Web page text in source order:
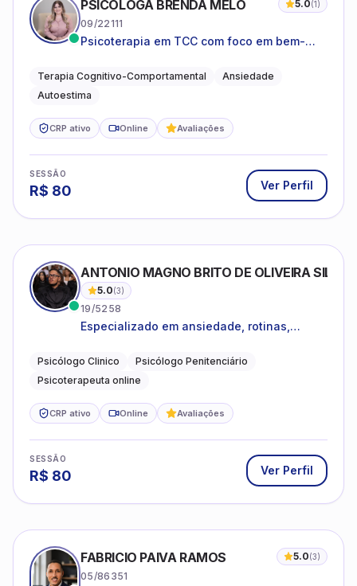
PSICÓLOGA BRENDA MELO 5.0(1)
09/22111
Psicoterapia em TCC com foco em bem-
o cotidiano
Terapia Cognitivo-Comportamental
Ansiedade
Autoestima
CRP ativo Online Avaliações
SESSÃO
R$ 80 Ver Perfil
ANTONIO MAGNO BRITO DE OLIVEIRA SILVA
5.0(3)
19/5258
Especializado em ansiedade, rotinas,
familiares e questões comportamentais.
Psicólogo Clinico
Psicólogo Penitenciário
Psicoterapeuta online
CRP ativo Online Avaliações
SESSÃO
R$ 80 Ver Perfil
FABRICIO PAIVA RAMOS 5.0(3)
05/86351